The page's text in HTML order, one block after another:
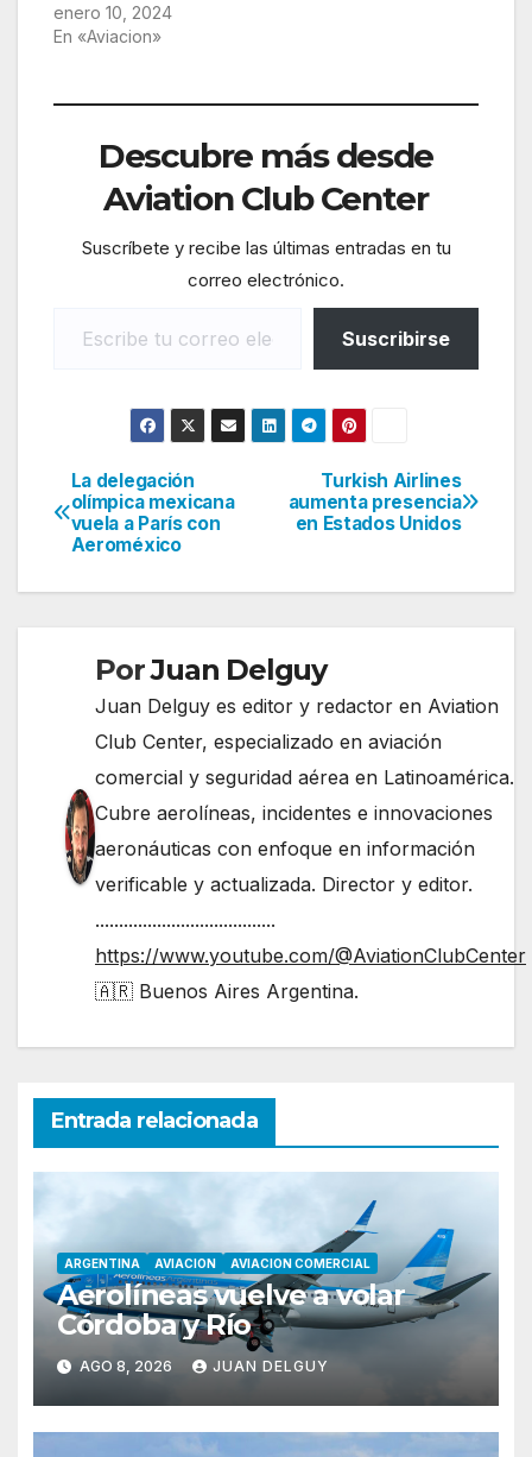
enero 10, 2024
En «Aviacion»
Descubre más desde
Aviation Club Center
Suscríbete y recibe las últimas entradas en tu
correo electrónico.
Suscribirse
Navegación
de
entradas
Turkish Airlines
aumenta presencia
en Estados Unidos
La delegación
olímpica mexicana
vuela a París con
Aeroméxico
PorJuan Delguy
Juan Delguy es editor y redactor en Aviation
Club Center, especializado en aviación
comercial y seguridad aérea en Latinoamérica.
Cubre aerolíneas, incidentes e innovaciones
aeronáuticas con enfoque en información
verificable y actualizada. Director y editor.
......................................
https://www.youtube.com/@AviationClubCenter
🇦🇷 Buenos Aires Argentina.
Entrada relacionada
ARGENTINA AVIACION AVIACION COMERCIAL
Aerolíneas vuelve a volar
Córdoba y Río
AGO 8, 2026 JUAN DELGUY